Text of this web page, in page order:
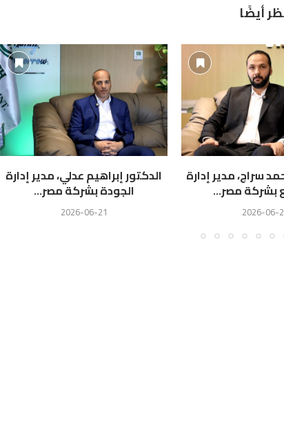
أيضًا
سراج، مدير إدارة
بشركة مصر...
2026-06-
الدكتور إبراهيم عدلي، مدير إدارة
الجودة بشركة مصر...
2026-06-21